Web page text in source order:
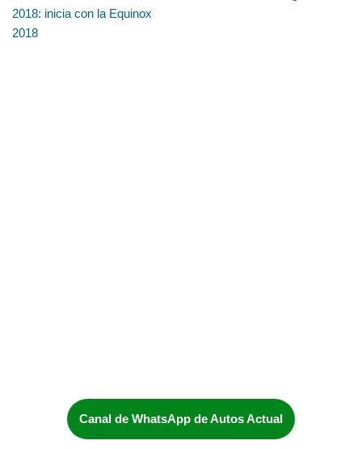
2018: inicia con la Equinox
2018
Canal de WhatsApp de Autos Actual